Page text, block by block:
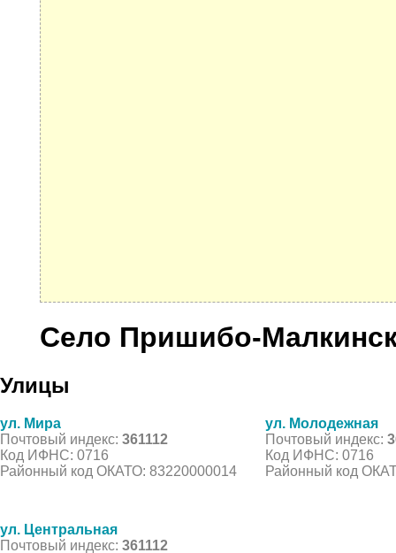
Село Пришибо-
Улицы
ул. Мира
Почтовый индекс: 361112
Код ИФНС: 0716
Районный код ОКАТО: 83220000014
ул. Молодежная
Почтовый индекс:
Код ИФНС: 0716
Районный код
ул. Центральная
Почтовый индекс: 361112